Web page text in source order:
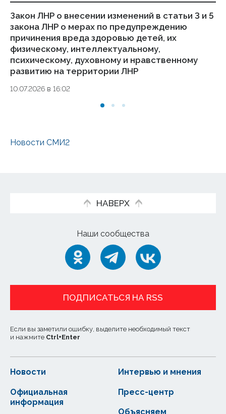
Закон ЛНР о внесении изменений в статьи 3 и 5
закона ЛНР о мерах по предупреждению
причинения вреда здоровью детей, их
физическому, интеллектуальному,
психическому, духовному и нравственному
развитию на территории ЛНР
10.07.2026 в 16:02
Новости СМИ2
НАВЕРХ
Наши сообщества
ПОДПИСАТЬСЯ НА RSS
Если вы заметили ошибку, выделите необходимый текст
и нажмите Ctrl+Enter
Новости
Официальная
информация
Интервью и мнения
Пресс-центр
Объясняем